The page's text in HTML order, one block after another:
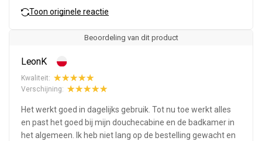
Toon originele reactie
Beoordeling van dit product
LeonK
Kwaliteit:
Verschijning:
Het werkt goed in dagelijks gebruik. Tot nu toe werkt alles
en past het goed bij mijn douchecabine en de badkamer in
het algemeen. Ik heb niet lang op de bestelling gewacht en